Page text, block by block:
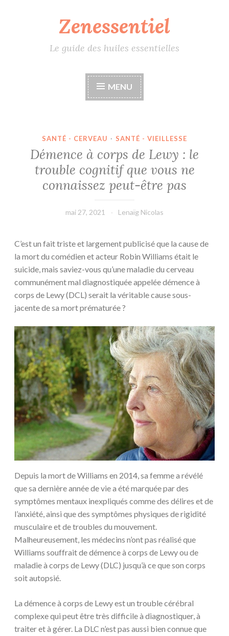
Zenessentiel
Le guide des huiles essentielles
MENU
SANTÉ - CERVEAU · SANTÉ - VIEILLESSE
Démence à corps de Lewy : le
trouble cognitif que vous ne
connaissez peut-être pas
mai 27, 2021 Lenaïg Nicolas
C’est un fait triste et largement publicisé que la cause de
la mort du comédien et acteur Robin Williams était le
suicide, mais saviez-vous qu’une maladie du cerveau
communément mal diagnostiquée appelée démence à
corps de Lewy (DCL) serait la véritable cause sous-
jacente de sa mort prématurée ?
Depuis la mort de Williams en 2014, sa femme a révélé
que sa dernière année de vie a été marquée par des
symptômes mentaux inexpliqués comme des délires et de
l’anxiété, ainsi que des symptômes physiques de rigidité
musculaire et de troubles du mouvement.
Malheureusement, les médecins n’ont pas réalisé que
Williams souffrait de démence à corps de Lewy ou de
maladie à corps de Lewy (DLC) jusqu’à ce que son corps
soit autopsié.
La démence à corps de Lewy est un trouble cérébral
complexe qui peut être très difficile à diagnostiquer, à
traiter et à gérer. La DLC n’est pas aussi bien connue que